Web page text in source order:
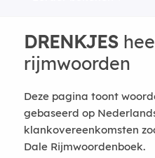
DRENKJES
rijmwoorden
Deze pagina toont
gebaseerd op
klankovereenkomsten
Dale Rijmwoordenboek.